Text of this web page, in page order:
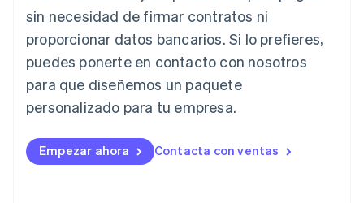
sin necesidad de firmar contratos ni
proporcionar datos bancarios. Si lo prefieres,
puedes ponerte en contacto con nosotros
para que diseñemos un paquete
personalizado para tu empresa.
Empezar ahora Contacta con ventas
English
Japón
日本語English
Letonia
Liechtenstein
DeutschEnglish
English
Luxemburgo